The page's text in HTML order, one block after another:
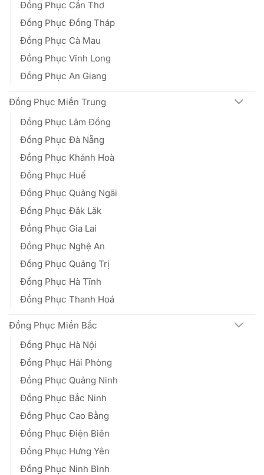
Đồng Phục Cần Thơ
Đồng Phục Đồng Tháp
Đồng Phục Cà Mau
Đồng Phục Vĩnh Long
Đồng Phục An Giang
Đồng Phục Miền Trung
Đồng Phục Lâm Đồng
Đồng Phục Đà Nẵng
Đồng Phục Khánh Hoà
Đồng Phục Huế
Đồng Phục Quảng Ngãi
Đồng Phục Đăk Lăk
Đồng Phục Gia Lai
Đồng Phục Nghệ An
Đồng Phục Quảng Trị
Đồng Phục Hà Tĩnh
Đồng Phục Thanh Hoá
Đồng Phục Miền Bắc
Đồng Phục Hà Nội
Đồng Phục Hải Phòng
Đồng Phục Quảng Ninh
Đồng Phục Bắc Ninh
Đồng Phục Cao Bằng
Đồng Phục Điện Biên
Đồng Phục Hưng Yên
Đồng Phục Ninh Bình